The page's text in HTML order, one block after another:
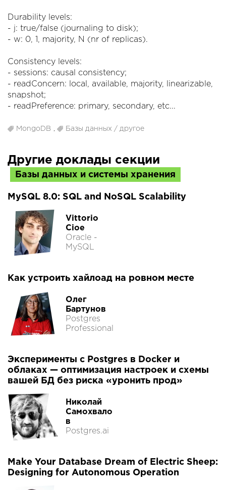
Durability levels:
- j: true/false (journaling to disk);
- w: 0, 1, majority, N (nr of replicas).
Consistency levels:
- sessions: causal consistency;
- readConcern: local, available, majority, linearizable,
snapshot;
- readPreference: primary, secondary, etc...
MongoDB Базы данных / другое
Другие доклады секции
Базы данных и системы хранения
MySQL 8.0: SQL and NoSQL Scalability
Vittorio
Cioe
Oracle -
MySQL
Как устроить хайлоад на ровном месте
Олег
Бартунов
Postgres
Professional
Эксперименты с Postgres в Docker и
облаках — оптимизация настроек и схемы
вашей БД без риска «уронить прод»
Николай
Самохвало
в
Postgres.ai
Make Your Database Dream of Electric Sheep:
Designing for Autonomous Operation